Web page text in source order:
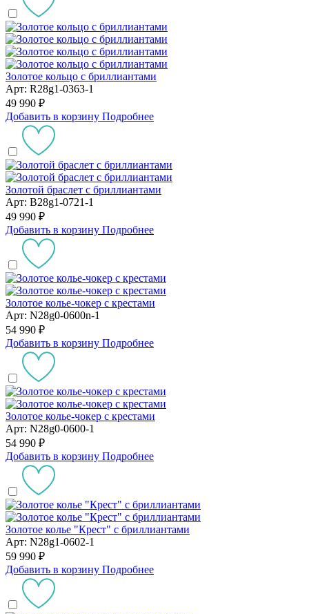
Золотое кольцо с бриллиантами
Арт: R28g1-0363-1
49 990 ₽
Добавить в корзину Подробнее
Золотой браслет с бриллиантами
Арт: B28g1-0721-1
49 990 ₽
Добавить в корзину Подробнее
Золотое колье-чокер с крестами
Арт: N28g0-0600n-1
54 990 ₽
Добавить в корзину Подробнее
Золотое колье-чокер с крестами
Арт: N28g0-0600-1
54 990 ₽
Добавить в корзину Подробнее
Золотое колье "Крест" с бриллиантами
Арт: N28g1-0602-1
59 990 ₽
Добавить в корзину Подробнее